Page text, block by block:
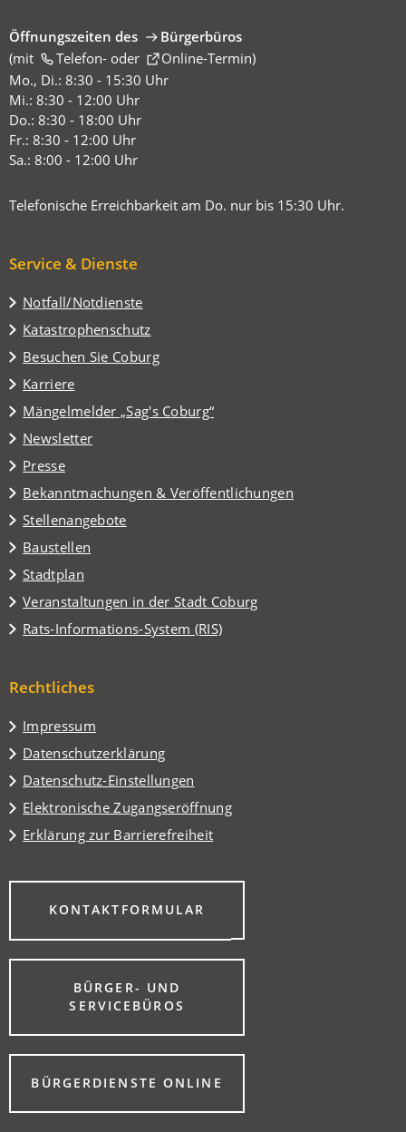
Öffnungszeiten des
Bürgerbüros
(mit
Telefon-oder Online-Termin
(Öffnet
in
einem
neuen
Tab)
)
Mo., Di.: 8:30 - 15:30 Uhr
Mi.: 8:30 - 12:00 Uhr
Do.: 8:30 - 18:00 Uhr
Fr.: 8:30 - 12:00 Uhr
Sa.: 8:00 - 12:00 Uhr
Telefonische Erreichbarkeit am Do. nur bis 15:30 Uhr.
Service & Dienste
Notfall/Notdienste
Katastrophenschutz
Besuchen Sie Coburg
(Öffnet
in
einem
neuen
Tab)
Karriere
Mängelmelder „Sag's Coburg“
(Öffnet
in
einem
neuen
Tab)
Newsletter
Presse
Bekanntmachungen & Veröffentlichungen
Stellenangebote
Baustellen
Stadtplan
(Öffnet
in
einem
neuen
Veranstaltungen in der Stadt Coburg
(Öffnet
in
einem
Tab)
Rats-Informations-System (RIS)
(Öffnet
neuen
Rechtliches
Impressum
Datenschutzerklärung
Datenschutz-Einstellungen
Elektronische Zugangseröffnung
Erklärung zur Barrierefreiheit
KONTAKTFORMULAR
(ÖFFNET
EINEM
NEUEN
BÜRGER- UND
SERVICEBÜROS
(ÖFFNET
EINEM
NEUEN
TAB)BÜRGERDIENSTE ONLINE
(ÖFFNET
EINEM